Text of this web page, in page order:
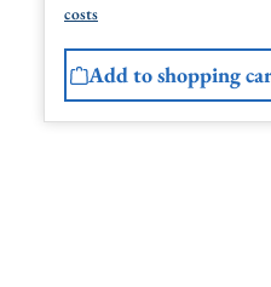
costs
Add to shopping